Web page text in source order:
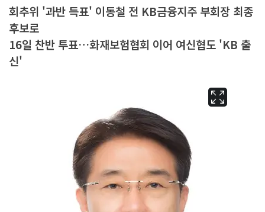
회추위 '과반 득표' 이동철 전 KB금융지주 부회장 최종
후보로
16일 찬반 투표…화재보험협회 이어 여신협도 'KB 출
신'